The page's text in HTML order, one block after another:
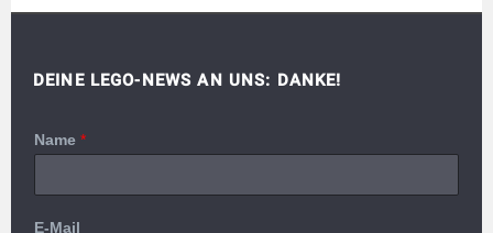
DEINE LEGO-NEWS AN UNS: DANKE!
Name *
E-Mail